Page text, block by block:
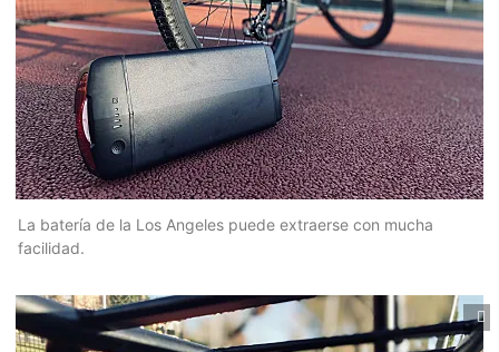
La batería de la Los Angeles puede extraerse con mucha
facilidad.